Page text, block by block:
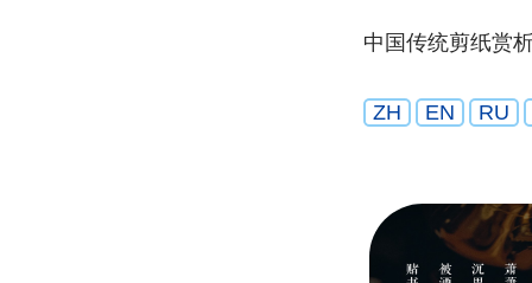
中国传统剪纸赏
ZH EN RU